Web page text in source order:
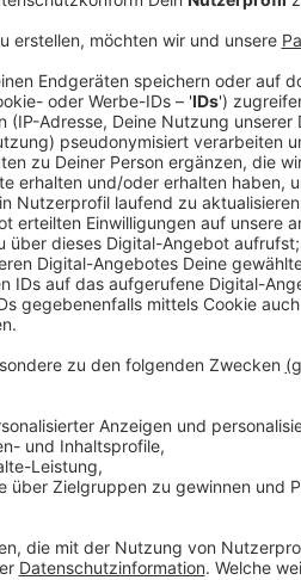
sogar schon die 2-Euro-Marke
Zeit lang so bleiben. Aber trotz
Man kann in der Tat bis zu 20%
beachtet. Viele fahren zum
Dann gibt es auch noch
mal verzichten,
es sich, spritsparend zu fahren.
mit niedriger Drehzahl
fährt, spart auch - heißt:
sparen
gibt es für die Autofahrer auch.
anzeigen. "Clever